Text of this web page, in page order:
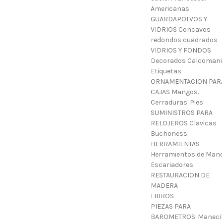
Americanas
GUARDAPOLVOS Y
VIDRIOS Concavos
redondos cuadrados
VIDRIOS Y FONDOS
Decorados
Etiquetas
ORNAMENTACION
CAJAS Mangos.
Cerraduras. Pies
SUMINISTROS PARA
RELOJEROS Clavicas
Buchoness
HERRAMIENTAS
Herramientos de
Escariadores
RESTAURACION DE
MADERA
LIBROS
PIEZAS PARA
BAROMETROS.